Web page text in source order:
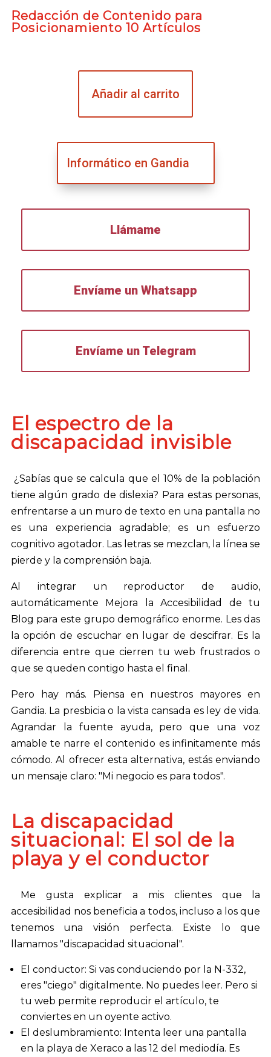
Redacción de Contenido para
Posicionamiento 10 Artículos
Añadir al carrito
Informático en Gandia
Llámame
Envíame un Whatsapp
Envíame un Telegram
El espectro de la
discapacidad invisible
¿Sabías que se calcula que el 10% de la población
tiene algún grado de dislexia? Para estas personas,
enfrentarse a un muro de texto en una pantalla no
es una experiencia agradable; es un esfuerzo
cognitivo agotador. Las letras se mezclan, la línea se
pierde y la comprensión baja.
Al integrar un reproductor de audio,
automáticamente Mejora la Accesibilidad de tu
Blog para este grupo demográfico enorme. Les das
la opción de escuchar en lugar de descifrar. Es la
diferencia entre que cierren tu web frustrados o
que se queden contigo hasta el final.
Pero hay más. Piensa en nuestros mayores en
Gandia. La presbicia o la vista cansada es ley de vida.
Agrandar la fuente ayuda, pero que una voz
amable te narre el contenido es infinitamente más
cómodo. Al ofrecer esta alternativa, estás enviando
un mensaje claro: "Mi negocio es para todos".
La discapacidad
situacional: El sol de la
playa y el conductor
Me gusta explicar a mis clientes que la
accesibilidad nos beneficia a todos, incluso a los que
tenemos una visión perfecta. Existe lo que
llamamos "discapacidad situacional".
El conductor: Si vas conduciendo por la N-332,
eres "ciego" digitalmente. No puedes leer. Pero si
tu web permite reproducir el artículo, te
conviertes en un oyente activo.
El deslumbramiento: Intenta leer una pantalla
en la playa de Xeraco a las 12 del mediodía. Es